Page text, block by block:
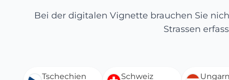
Bei der digitalen Vignette brauchen Sie
Strassen
Tschechien Schweiz Ungarn